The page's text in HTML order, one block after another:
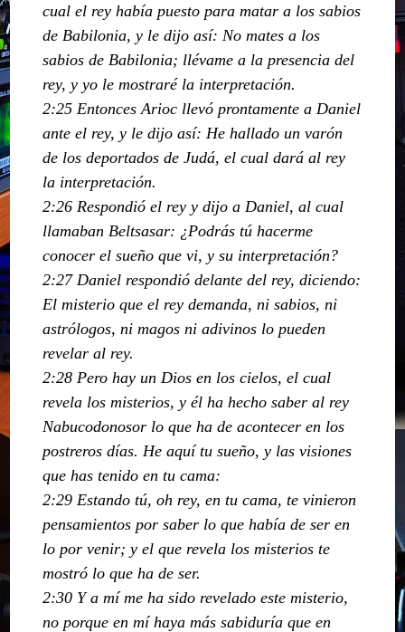
cual el rey había puesto para matar a los sabios
de Babilonia, y le dijo así: No mates a los
sabios de Babilonia; llévame a la presencia del
rey, y yo le mostraré la interpretación.
2:25 Entonces Arioc llevó prontamente a Daniel
ante el rey, y le dijo así: He hallado un varón
de los deportados de Judá, el cual dará al rey
la interpretación.
2:26 Respondió el rey y dijo a Daniel, al cual
llamaban Beltsasar: ¿Podrás tú hacerme
conocer el sueño que vi, y su interpretación?
2:27 Daniel respondió delante del rey, diciendo:
El misterio que el rey demanda, ni sabios, ni
astrólogos, ni magos ni adivinos lo pueden
revelar al rey.
2:28 Pero hay un Dios en los cielos, el cual
revela los misterios, y él ha hecho saber al rey
Nabucodonosor lo que ha de acontecer en los
postreros días. He aquí tu sueño, y las visiones
que has tenido en tu cama:
2:29 Estando tú, oh rey, en tu cama, te vinieron
pensamientos por saber lo que había de ser en
lo por venir; y el que revela los misterios te
mostró lo que ha de ser.
2:30 Y a mí me ha sido revelado este misterio,
no porque en mí haya más sabiduría que en